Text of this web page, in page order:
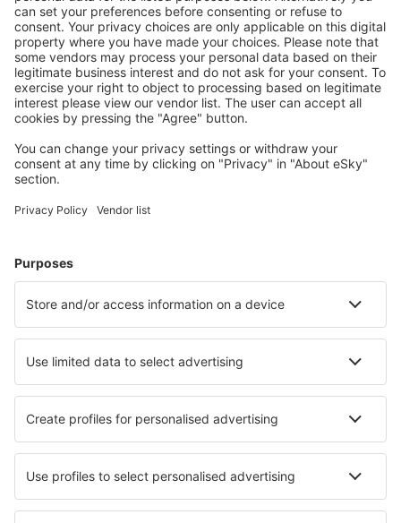
Stáhněte si naši aplikacia plánujte své cesty
pohodlně
Naplánujte si cestu
Letenky
Ubytování
Let+Hotel
Hotely
Transfery
Sportovní události
Přečtěte si více
Garance nejnižší ceny
Mobilní aplikace
Letecké společnosti